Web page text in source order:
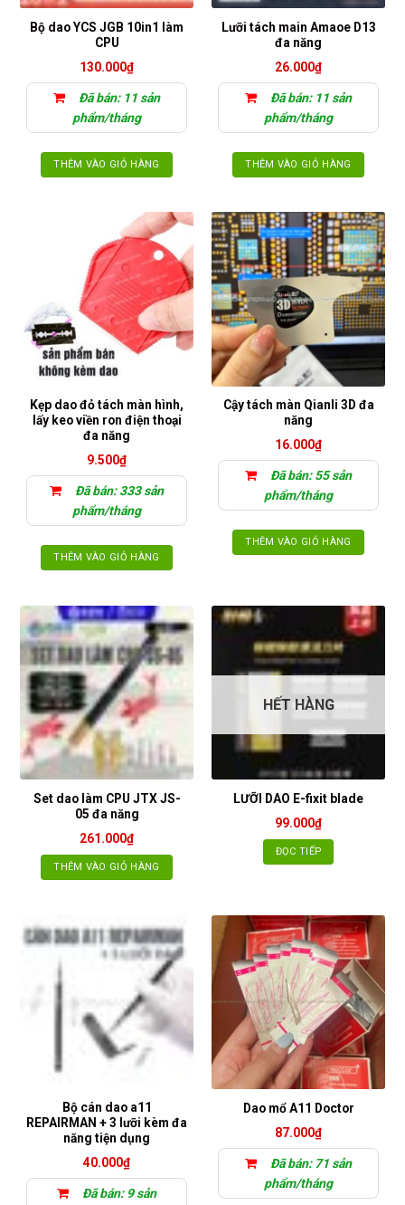
được
chọn
trên
trang
sản
phẩm
Bộ dao YCS JGB 10in1 làm
CPU
130.000₫
Đã bán: 11 sản
phẩm/tháng
THÊM VÀO GIỎ HÀNG
Lưỡi tách main Amaoe D13
đa năng
26.000₫
Đã bán: 11 sản
phẩm/tháng
THÊM VÀO GIỎ HÀNG
Kẹp dao đỏ tách màn hình,
lấy keo viền ron điện thoại
đa năng
9.500₫
Đã bán: 333 sản
phẩm/tháng
THÊM VÀO GIỎ HÀNG
Cậy tách màn Qianli 3D đa
năng
16.000₫
Đã bán: 55 sản
phẩm/tháng
THÊM VÀO GIỎ HÀNG
Set dao làm CPU JTX JS-
05 đa năng
261.000₫
THÊM VÀO GIỎ HÀNG
HẾT HÀNG
LƯỠI DAO E-fixit blade
99.000₫
ĐỌC TIẾP
Bộ cán dao a11
REPAIRMAN + 3 lưỡi kèm đa
năng tiện dụng
40.000₫
Đã bán: 9 sản
Dao mổ A11 Doctor
87.000₫
Đã bán: 71 sản
phẩm/tháng